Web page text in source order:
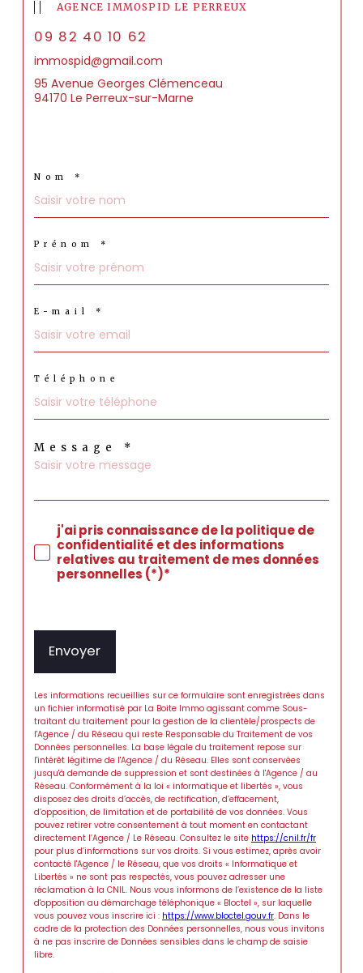
AGENCE IMMOSPID LE PERREUX
09 82 40 10 62
immospid@gmail.com
95 Avenue Georges Clémenceau
94170 Le Perreux-sur-Marne
Nom *
Prénom *
E-mail *
Téléphone
Message *
j'ai pris connaissance de la politique de
confidentialité et des informations
relatives au traitement de mes données
personnelles (*)*
Envoyer
Les informations recueillies sur ce formulaire sont enregistrées dans
un fichier informatisé par La Boite Immo agissant comme Sous-
traitant du traitement pour la gestion de la clientèle/prospects de
l'Agence / du Réseau qui reste Responsable du Traitement de vos
Données personnelles. La base légale du traitement repose sur
l'intérêt légitime de l'Agence / du Réseau. Elles sont conservées
jusqu'à demande de suppression et sont destinées à l'Agence / au
Réseau. Conformément à la loi « informatique et libertés », vous
disposez des droits d’accès, de rectification, d’effacement,
d’opposition, de limitation et de portabilité de vos données. Vous
pouvez retirer votre consentement à tout moment en contactant
directement l’Agence / Le Réseau. Consultez le site https://cnil.fr/fr
pour plus d’informations sur vos droits. Si vous estimez, après avoir
contacté l'Agence / le Réseau, que vos droits « Informatique et
Libertés » ne sont pas respectés, vous pouvez adresser une
réclamation à la CNIL. Nous vous informons de l’existence de la liste
d'opposition au démarchage téléphonique « Bloctel », sur laquelle
vous pouvez vous inscrire ici : https://www.bloctel.gouv.fr. Dans le
cadre de la protection des Données personnelles, nous vous invitons
à ne pas inscrire de Données sensibles dans le champ de saisie
libre.